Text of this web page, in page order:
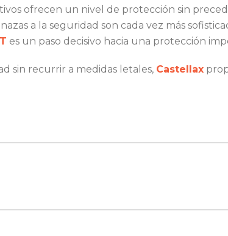
ofrecen un nivel de protección sin
a la seguridad son cada vez más
es un paso decisivo hacia una protección
sin recurrir a medidas letales, Castellax